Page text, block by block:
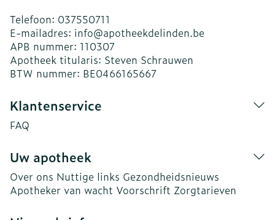
Telefoon: 037550711
E-mailadres: info@apotheekdelinden.be
APB nummer: 110307
Apotheek titularis: Steven Schrauwen
BTW nummer: BE0466165667
Klantenservice
FAQ
Uw apotheek
Over ons Nuttige links Gezondheidsnieuws
Apotheker van wacht Voorschrift Zorgtarieven